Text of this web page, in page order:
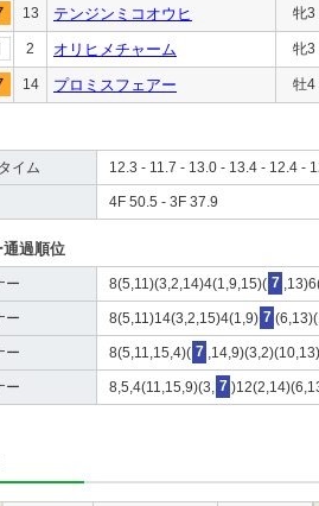
13 テンジンミコオウヒ 牝3
2 オリヒメチャーム 牝3
14 プロミスフェアー 牡4
イム 12.3 - 11.7 - 13.0 - 13.4 - 12.4 -
4F 50.5 - 3F 37.9
通過順位
ー 8(5,11)(3,2,14)4(1,9,15)( 7
ー 8(5,11)14(3,2,15)4(1,9) 7
ー 8(5,11,15,4)( 7
ー 8,5,4(11,15,9)(3, 7